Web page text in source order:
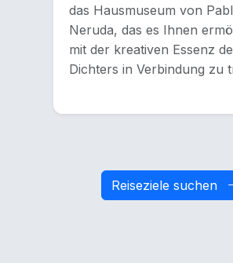
das Hausmuseum von
Neruda, das es Ihnen
mit der kreativen Essenz
Dichters in Verbindung zu
Reiseziele suchen